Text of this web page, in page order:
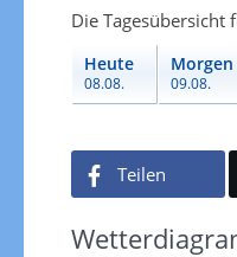
Die Tagesübersicht
Heute
08.08.
Morgen
09.08.
Teilen